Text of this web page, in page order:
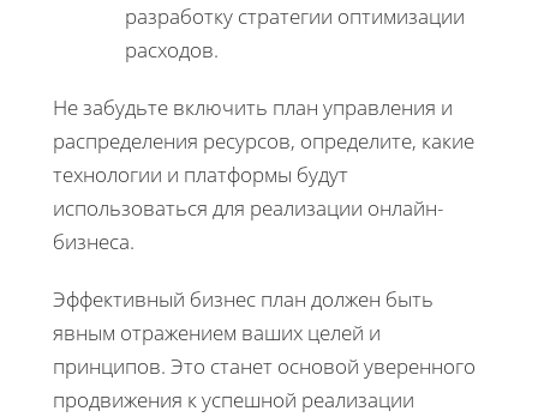
разработку стратегии оптимизации
расходов.
Не забудьте включить план управления и
распределения ресурсов, определите, какие
технологии и платформы будут
использоваться для реализации онлайн-
бизнеса.
Эффективный бизнес план должен быть
явным отражением ваших целей и
принципов. Это станет основой уверенного
продвижения к успешной реализации